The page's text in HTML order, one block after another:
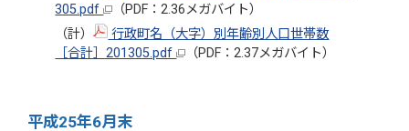
305.pdf
（PDF：2.36メガバイト）
（計）
行政町名（大字）別年齢別人口世帯数
［合計］201305.pdf
（PDF：2.37メガバイト）
平成25年6月末